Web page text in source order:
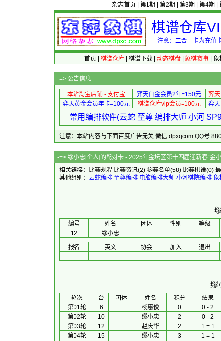
杂志首页 第1期 第2期 第3期 第4期
棋谱仓库
注意：二合一卡为充值
首页 棋谱仓库| 棋谱下载| 动态棋盘| 象棋赛事| 象
-=> 公告信息
本站淘宝店铺 - 支付宝 弈天白金会员2年=150元
弈
弈天黄金会员年卡=100元
棋谱仓库vip会员=100元 弈
常用编排软件(云蛇 至尊 编排大师 小河
注意：本站内容与下面百度广告无关 微信:dpxqcom QQ号
-=> 缪小忠[个人]的配对卡 - 2025年金坛区第十四届
相关链接：
比赛规程 比赛资讯(2) 参赛名单(58) 比赛棋谱(0)
其他组别： 云蛇编排 至尊编排 电脑编排大师 小河棋院编排 象
编号 姓名 团体 性别
等级
12
缪小忠
报名
英文 协会 加入 退出
缪
轮次 台 团体 姓名 积分
结果
第01轮
6 杨惠俊 0
0 - 2
第02轮
10 缪小忠 2
0 - 2
第03轮
12 赵庆华 2
1 = 1
第04轮
15 缪小忠 3
1 = 1